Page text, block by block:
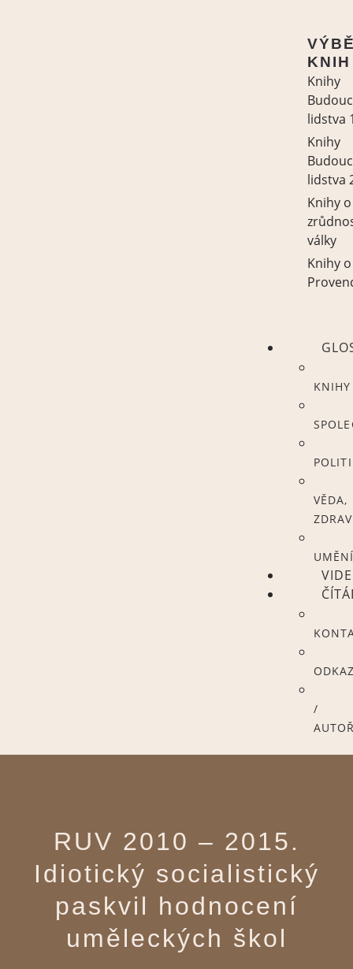
KNIH
Knihy
lidstva
Knihy
lidstva
Knihy o
války
Knihy o
KNIHY
VĚDA,
/
RUV 2010 – 2015.
Idiotický socialistický
paskvil hodnocení
uměleckých škol